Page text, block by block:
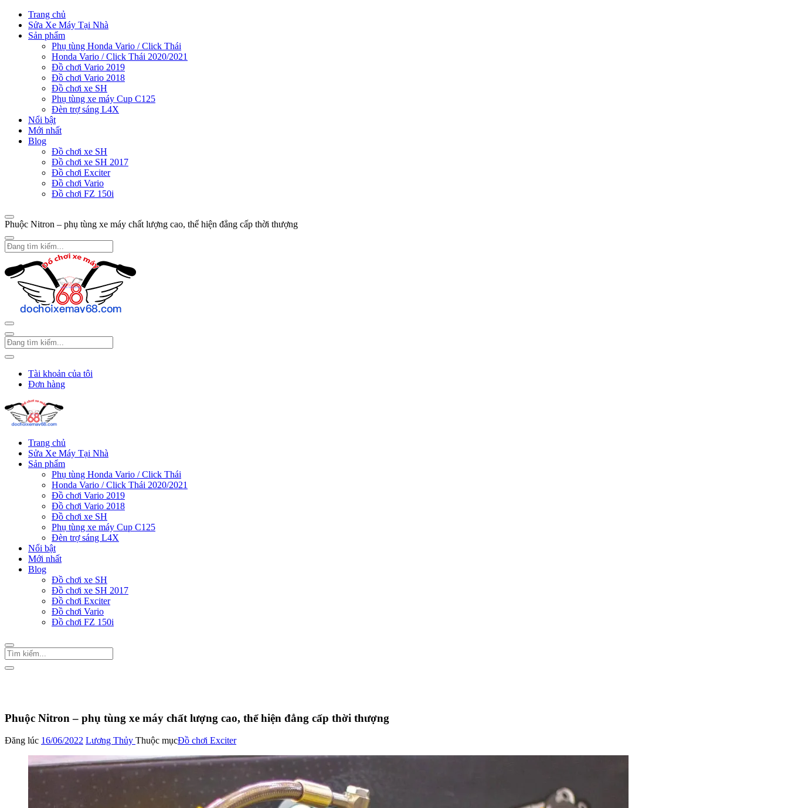
Trang chủ
Sửa Xe Máy Tại Nhà
Sản phẩm
Phụ tùng Honda Vario / Click Thái
Honda Vario / Click Thái 2020/2021
Đồ chơi Vario 2019
Đồ chơi Vario 2018
Đồ chơi xe SH
Phụ tùng xe máy Cup C125
Đèn trợ sáng L4X
Nổi bật
Mới nhất
Blog
Đồ chơi xe SH
Đồ chơi xe SH 2017
Đồ chơi Exciter
Đồ chơi Vario
Đồ chơi FZ 150i
Phuộc Nitron – phụ tùng xe máy chất lượng cao, thể hiện đẳng cấp thời thượng
Tài khoản của tôi
Đơn hàng
Trang chủ
Sửa Xe Máy Tại Nhà
Sản phẩm
Phụ tùng Honda Vario / Click Thái
Honda Vario / Click Thái 2020/2021
Đồ chơi Vario 2019
Đồ chơi Vario 2018
Đồ chơi xe SH
Phụ tùng xe máy Cup C125
Đèn trợ sáng L4X
Nổi bật
Mới nhất
Blog
Đồ chơi xe SH
Đồ chơi xe SH 2017
Đồ chơi Exciter
Đồ chơi Vario
Đồ chơi FZ 150i
Phuộc Nitron – phụ tùng xe máy chất lượng cao, thể hiện đẳng cấp thời thượng
Đăng lúc 16/06/2022 Lương Thủy Thuộc mụcĐồ chơi Exciter